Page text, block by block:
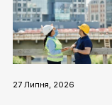
27 Липня, 2026